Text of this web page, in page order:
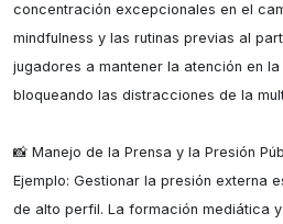
concentración excepcionales en el
mindfulness y las rutinas previas al
jugadores a mantener la atención en
bloqueando las distracciones de la
📸 Manejo de la Prensa y la Presión
Ejemplo: Gestionar la presión externa
de alto perfil. La formación mediática